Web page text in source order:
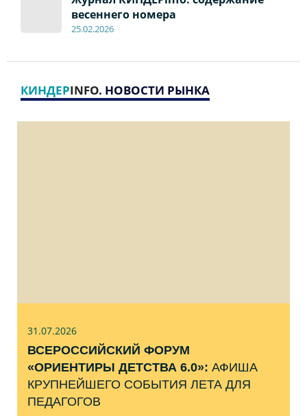
весеннего номера
25.02.2026
КИНДЕРINFO. НОВОСТИ РЫНКА
31.07.2026
ВСЕРОССИЙСКИЙ ФОРУМ
«ОРИЕНТИРЫ ДЕТСТВА 6.0»: АФИША
КРУПНЕЙШЕГО СОБЫТИЯ ЛЕТА ДЛЯ
ПЕДАГОГОВ